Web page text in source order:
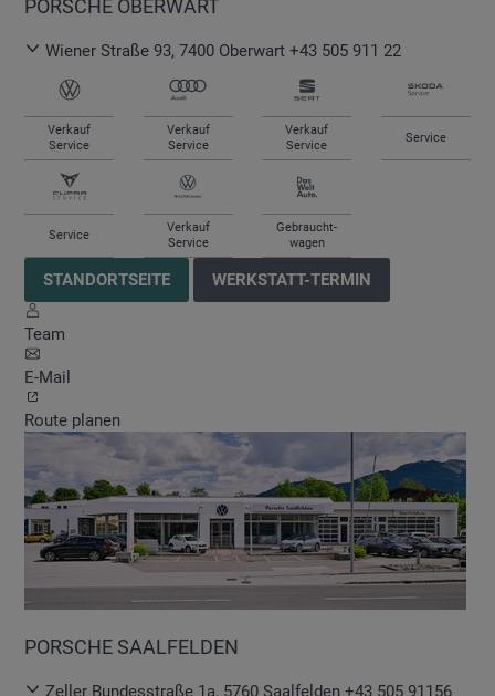
PORSCHE OBERWART
Wiener Straße 93,7400 Oberwart +43 505 911 22
Verkauf
Service
Verkauf
Service
Verkauf
Service
Service
Service
Verkauf
Service
Gebraucht-
wagen
STANDORTSEITE WERKSTATT-TERMIN
Team
E-Mail
Route planen
PORSCHE SAALFELDEN
Zeller Bundesstraße 1a, 5760 Saalfelden +43 505 91156